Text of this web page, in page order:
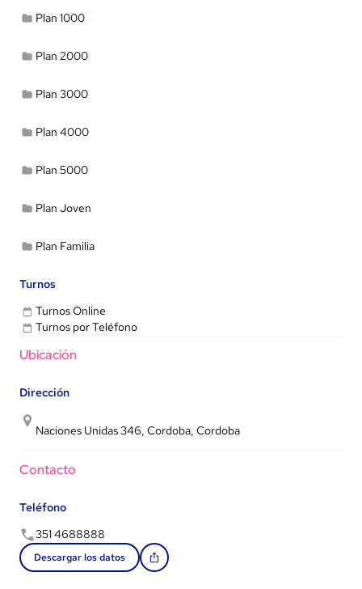
Plan 1000
Plan 2000
Plan 3000
Plan 4000
Plan 5000
Plan Joven
Plan Familia
Turnos
Turnos Online
Turnos por Teléfono
Ubicación
Dirección
Naciones Unidas 346, Cordoba, Cordoba
Contacto
Teléfono
351 4688888
Descargar los datos